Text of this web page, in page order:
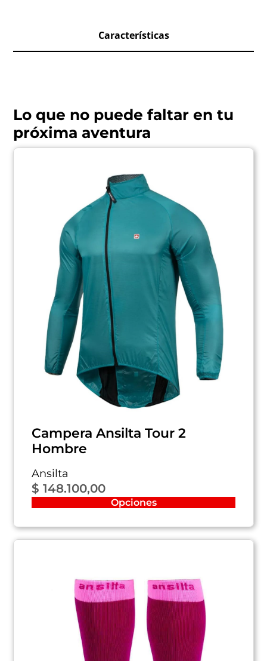
Características
Lo que no puede faltar en tu
próxima aventura
Campera Ansilta Tour 2
Hombre
Ansilta
$ 148.100,00
Opciones